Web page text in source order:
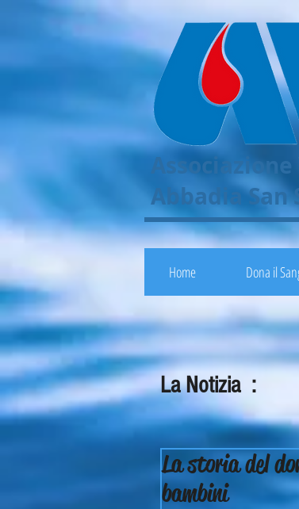
Abbadia San
La Notizia :
La storia del
bambini
Home Dona il